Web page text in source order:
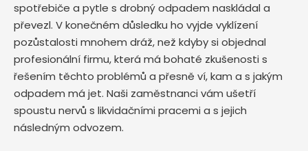
spotřebiče a pytle s drobný odpadem naskládal a
převezl. V konečném důsledku ho vyjde vyklízení
pozůstalosti mnohem dráž, než kdyby si objednal
profesionální firmu, která má bohaté zkušenosti s
řešením těchto problémů a přesně ví, kam a s jakým
odpadem má jet. Naši zaměstnanci vám ušetří
spoustu nervů s likvidačními pracemi a s jejich
následným odvozem.